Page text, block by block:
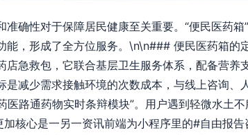
确性对于保障居民健康至关重要。“便民医药
能，形成了全方位服务。\n\n### 便民医药箱的
急救包，它联合基层卫生服务体系，配备营养
减少需求接触环境的次数成本，与线上咨询、
路通药物实时条辩模块”。用户遇到轻微水土
核心是一另一资讯前端为小程序里的#自由报